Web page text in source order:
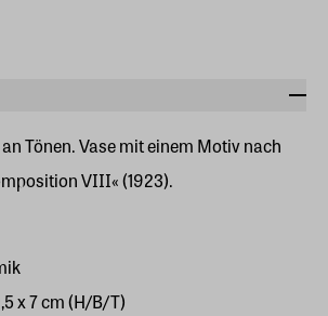
Tönen. Vase mit einem Motiv nach
VIII« (1923).
x 7 cm (H/B/T)